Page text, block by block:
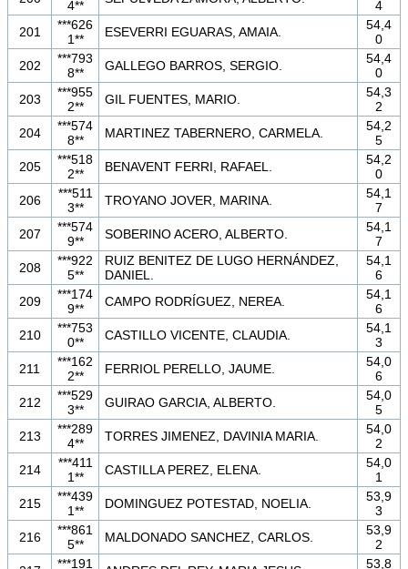
4**
4
201
***626
1**
ESEVERRI EGUARAS, AMAIA.
54,4
0
202
***793
8**
GALLEGO BARROS, SERGIO.
54,4
0
203
***955
2**
GIL FUENTES, MARIO.
54,3
2
204
***574
8**
MARTINEZ TABERNERO, CARMELA.
54,2
5
205
***518
2**
BENAVENT FERRI, RAFAEL.
54,2
0
206
***511
3**
TROYANO JOVER, MARINA.
54,1
7
207
***574
9**
SOBERINO ACERO, ALBERTO.
54,1
7
208
***922
5**
RUIZ BENITEZ DE LUGO HERNÁNDEZ,
DANIEL.
54,1
6
209
***174
9**
CAMPO RODRÍGUEZ, NEREA.
54,1
6
210
***753
0**
CASTILLO VICENTE, CLAUDIA.
54,1
3
211
***162
2**
FERRIOL PERELLO, JAUME.
54,0
6
212
***529
3**
GUIRAO GARCIA, ALBERTO.
54,0
5
213
***289
4**
TORRES JIMENEZ, DAVINIA MARIA.
54,0
2
214
***411
1**
CASTILLA PEREZ, ELENA.
54,0
1
215
***439
1**
DOMINGUEZ POTESTAD, NOELIA.
53,9
3
216
***861
5**
MALDONADO SANCHEZ, CARLOS.
53,9
2
***191
53,8